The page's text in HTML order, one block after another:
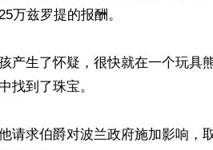
万兹罗提的报酬。
产生了怀疑，很快就在一个玩具
找到了珠宝。
请求伯爵对波兰政府施加影响，